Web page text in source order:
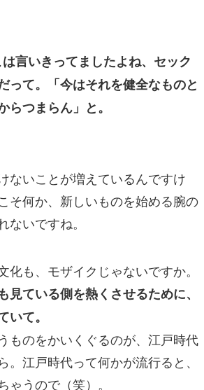
言いきってましたよね、セック
って。「今はそれを健全なものと
らつまらん」と。
ないことが増えているんですけ
そ何か、新しいものを始める腕の
ないですね。
も、モザイクじゃないですか。
見ている側を熱くさせるために、
いて。
ものをかいくぐるのが、江戸時代
。江戸時代って何かが流行ると、
うので（笑）。